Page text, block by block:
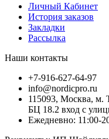
Личный Кабинет
История заказов
Закладки
Рассылка
Наши контакты
+7-916-627-64-97
info@nordicpro.ru
115093, Москва, м.
БЦ 18.2 вход с
Ежедневно: 11:00-